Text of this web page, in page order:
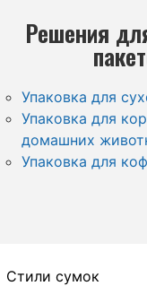
Решения
Упаковка для
Упаковка для
домашних
Упаковка для
Стили сумок
с
Doypack
саше